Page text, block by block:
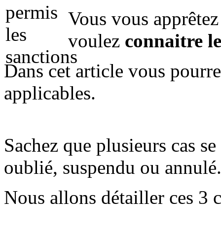
Vous vous
voulez connaitre
Dans cet article vous
applicables.
Sachez que plusieurs cas
oublié, suspendu ou annulé.
Nous allons détailler ces 3